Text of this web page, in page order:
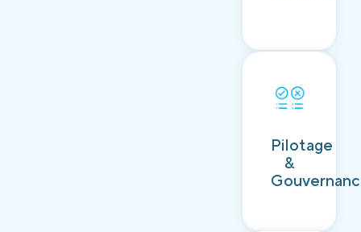
Pilotage
&
Découvrir